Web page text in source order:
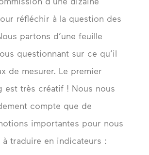
réfléchir à la question des
partons d’une feuille
questionnant sur ce qu’il
de mesurer. Le premier
est très créatif ! Nous nous
compte que de
importantes pour nous
traduire en indicateurs :